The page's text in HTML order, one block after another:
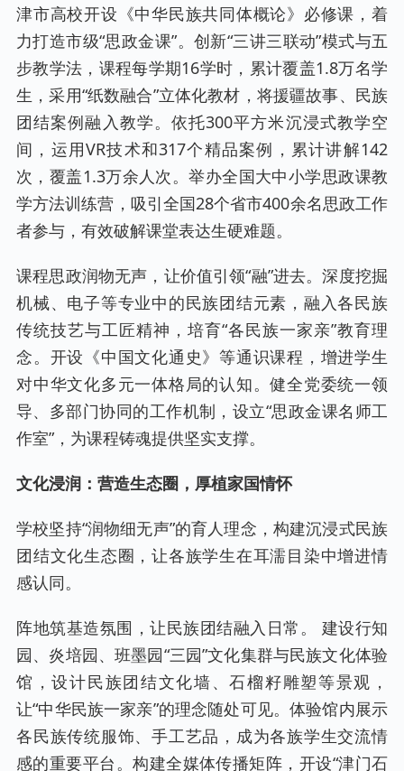
津市高校开设《中华民族共同体概论》必修课，着
力打造市级“思政金课”。创新“三讲三联动”模式与五
步教学法，课程每学期16学时，累计覆盖1.8万名学
生，采用“纸数融合”立体化教材，将援疆故事、民族
团结案例融入教学。依托300平方米沉浸式教学空
间，运用VR技术和317个精品案例，累计讲解142
次，覆盖1.3万余人次。举办全国大中小学思政课教
学方法训练营，吸引全国28个省市400余名思政工作
者参与，有效破解课堂表达生硬难题。
课程思政润物无声，让价值引领“融”进去。深度挖掘
机械、电子等专业中的民族团结元素，融入各民族
传统技艺与工匠精神，培育“各民族一家亲”教育理
念。开设《中国文化通史》等通识课程，增进学生
对中华文化多元一体格局的认知。健全党委统一领
导、多部门协同的工作机制，设立“思政金课名师工
作室”，为课程铸魂提供坚实支撑。
文化浸润：营造生态圈，厚植家国情怀
学校坚持“润物细无声”的育人理念，构建沉浸式民族
团结文化生态圈，让各族学生在耳濡目染中增进情
感认同。
阵地筑基造氛围，让民族团结融入日常。 建设行知
园、炎培园、班墨园“三园”文化集群与民族文化体验
馆，设计民族团结文化墙、石榴籽雕塑等景观，
让“中华民族一家亲”的理念随处可见。体验馆内展示
各民族传统服饰、手工艺品，成为各族学生交流情
感的重要平台。构建全媒体传播矩阵，开设“津门石